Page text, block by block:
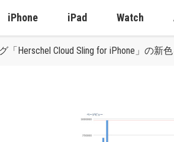
iPhone iPad Watch
Herschel Cloud Sling for iPhone」の新